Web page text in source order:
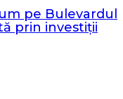
pe Bulevardul
prin investiții